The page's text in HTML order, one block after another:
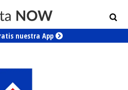
nuestra App